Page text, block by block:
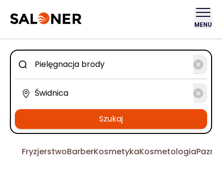
MENU
Szukaj
FryzjerstwoBarberKosmetykaKosmetologia